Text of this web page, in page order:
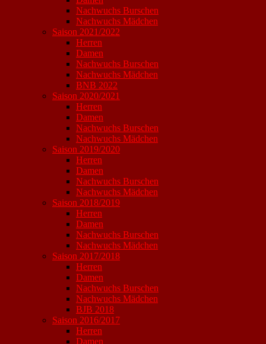
Nachwuchs Burschen
Nachwuchs Mädchen
Saison 2021/2022
Herren
Damen
Nachwuchs Burschen
Nachwuchs Mädchen
BNB 2022
Saison 2020/2021
Herren
Damen
Nachwuchs Burschen
Nachwuchs Mädchen
Saison 2019/2020
Herren
Damen
Nachwuchs Burschen
Nachwuchs Mädchen
Saison 2018/2019
Herren
Damen
Nachwuchs Burschen
Nachwuchs Mädchen
Saison 2017/2018
Herren
Damen
Nachwuchs Burschen
Nachwuchs Mädchen
BJB 2018
Saison 2016/2017
Herren
Damen